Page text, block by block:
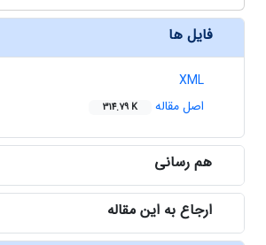
فایل ها
XML
اصل مقاله
314.79 K
هم رسانی
ارجاع به این مقاله